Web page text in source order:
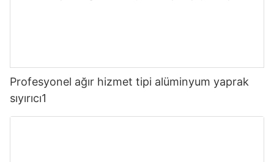
Profesyonel ağır hizmet tipi alüminyum yaprak
sıyırıcı1